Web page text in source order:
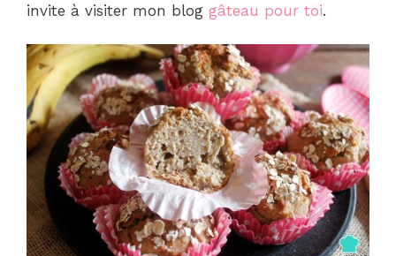
invite à visiter mon blog gâteau pour toi.